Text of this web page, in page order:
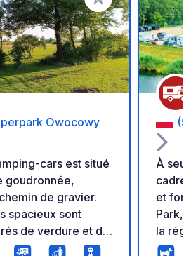
Ajouter à vos
Owocowy
cars est situé
goudronnée,
de gravier.
spacieux sont
de verdure et de
Un point d'eau
À
cadre
et
Park,
la
loisirs